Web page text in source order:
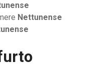
Nettunense